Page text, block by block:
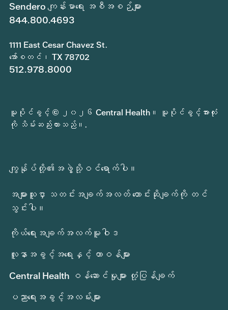
Sendero ကျန်းမာရေး အစီအစဉ်များ
844.800.4693
1111 East Cesar Chavez St.
အော်စတင်၊ TX 78702
512.978.8000
မူပိုင်ခွင့် © ၂၀၂၆ Central Health။ မူပိုင်ခွင့်အားလုံး
ကို သိမ်းဆည်းထားသည်။.
ကျွန်ုပ်တို့၏အဖွဲ့သို့ဝင်ရောက်ပါ။
အများသူငှာ သတင်းအချက်အလတ် တောင်းဆိုချက်ကို တင်
သွင်းပါ။
ကိုယ်ရေးအချက်အလက်မူဝါဒ
လူနာအခွင့်အရေးနှင့် တာဝန်များ
Central Health ဝန်ဆောင်မှုများ တုံ့ပြန်ချက်
ပညာရေးအခွင့်အလမ်းများ